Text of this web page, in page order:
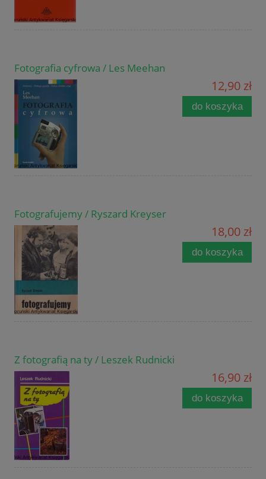
Fotografia cyfrowa / Les Meehan
12,90 zł
do koszyka
Fotografujemy / Ryszard Kreyser
18,00 zł
do koszyka
Z fotografią na ty / Leszek Rudnicki
16,90 zł
do koszyka